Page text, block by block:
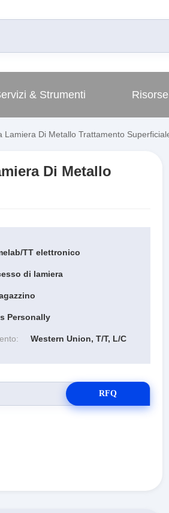
& Strumenti Risorse
Di Metallo Trattamento
Di Metallo
TT elettronico
di lamiera
Personally
Western Union, T/T, L/C
RFQ